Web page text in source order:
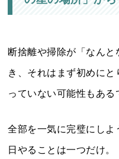
断捨離や掃除が「なん
き、それはまず初めに
っていない可能性もある
全部を一気に完璧にしよ
日やることは一つだけ。